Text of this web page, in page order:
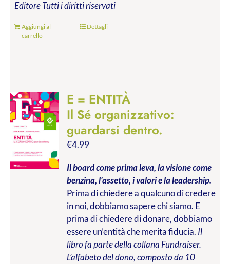
EditoreTutti i diritti riservati
Aggiungi al
carrello
Dettagli
E = ENTITÀ
Il Sé organizzativo:
guardarsi dentro.
€4.99
Il board come prima leva, la visione come
benzina, l’assetto, i valori e la leadership.
Prima di chiedere a qualcuno di credere
in noi, dobbiamo sapere chi siamo. E
prima di chiedere di donare, dobbiamo
essere un’entità che merita fiducia. Il
libro fa parte della collana Fundraiser.
L’alfabeto del dono, composto da 10